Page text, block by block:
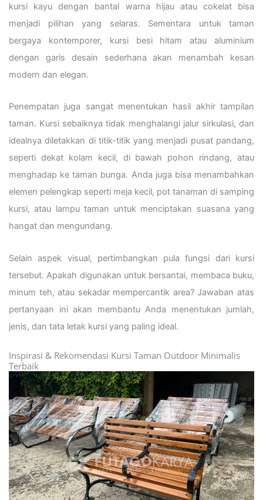
kursi kayu dengan bantal warna hijau atau cokelat bisa
menjadi pilihan yang selaras. Sementara untuk taman
bergaya kontemporer, kursi besi hitam atau aluminium
dengan garis desain sederhana akan menambah kesan
modern dan elegan.
Penempatan juga sangat menentukan hasil akhir tampilan
taman. Kursi sebaiknya tidak menghalangi jalur sirkulasi, dan
idealnya diletakkan di titik-titik yang menjadi pusat pandang,
seperti dekat kolam kecil, di bawah pohon rindang, atau
menghadap ke taman bunga. Anda juga bisa menambahkan
elemen pelengkap seperti meja kecil, pot tanaman di samping
kursi, atau lampu taman untuk menciptakan suasana yang
hangat dan mengundang.
Selain aspek visual, pertimbangkan pula fungsi dari kursi
tersebut. Apakah digunakan untuk bersantai, membaca buku,
minum teh, atau sekadar mempercantik area? Jawaban atas
pertanyaan ini akan membantu Anda menentukan jumlah,
jenis, dan tata letak kursi yang paling ideal.
Inspirasi & Rekomendasi Kursi Taman Outdoor Minimalis
Terbaik